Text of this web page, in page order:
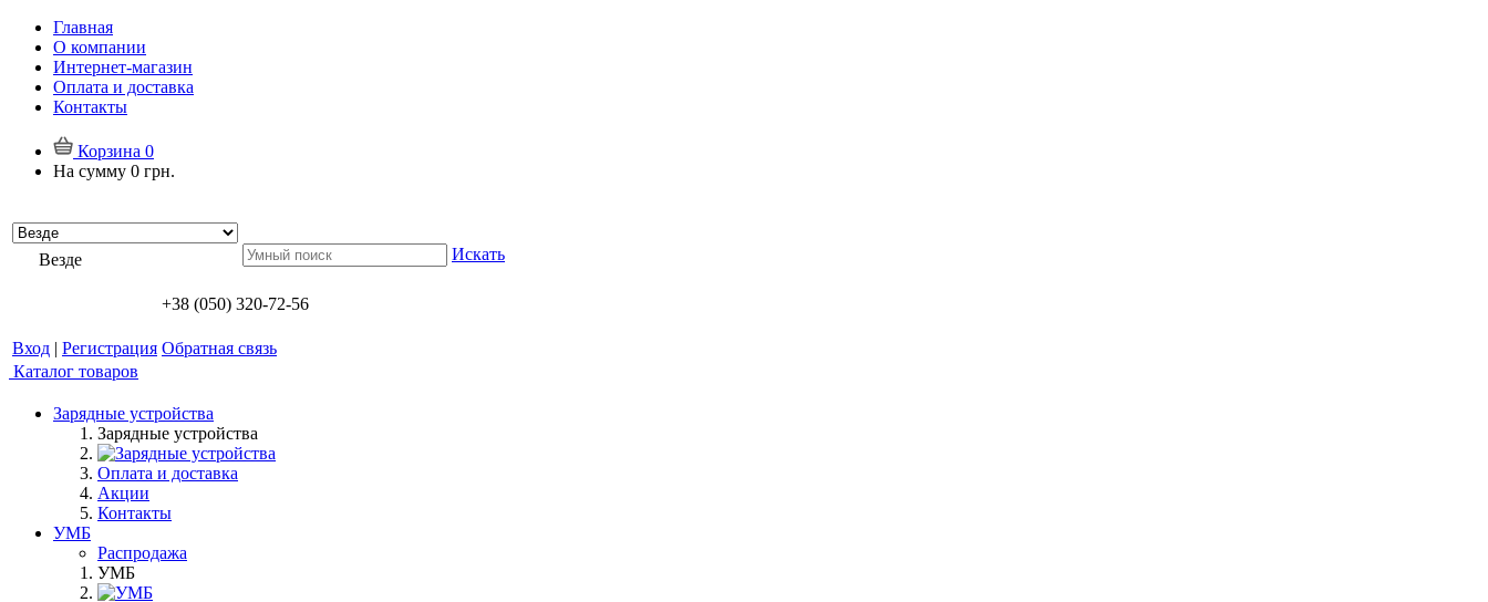
Главная
О компании
Интернет-магазин
Оплата и доставка
Контакты
Корзина 0
На сумму 0 грн.
Везде Искать
+38 (050) 320-72-56
Вход | Регистрация Обратная связь
Каталог товаров
Зарядные устройства
Зарядные устройства
Оплата и доставка
Акции
Контакты
УМБ
Распродажа
УМБ